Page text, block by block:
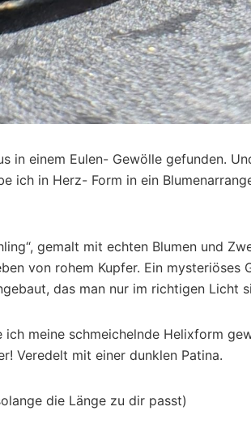
in einem Eulen- Gewölle gefunden.
ich in Herz- Form in ein
gemalt mit echten Blumen und
von rohem Kupfer. Ein mysteriöses
das man nur im richtigen Licht
ich meine schmeichelnde Helixform
Veredelt mit einer dunklen Patina.
die Länge zu dir passt)